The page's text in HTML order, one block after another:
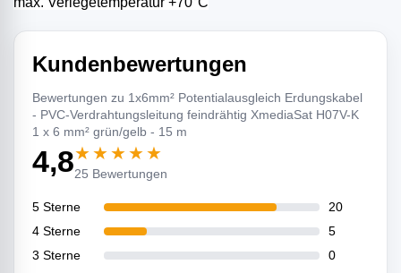
Kundenbewertungen
Bewertungen zu 1x6mm² Potentialausgleich Erdungskabel
- PVC-Verdrahtungsleitung feindrähtig XmediaSat H07V-K
1 x 6 mm² grün/gelb - 15 m
4,8★★★★★
25 Bewertungen
5 Sterne
20
4 Sterne
5
3 Sterne
0